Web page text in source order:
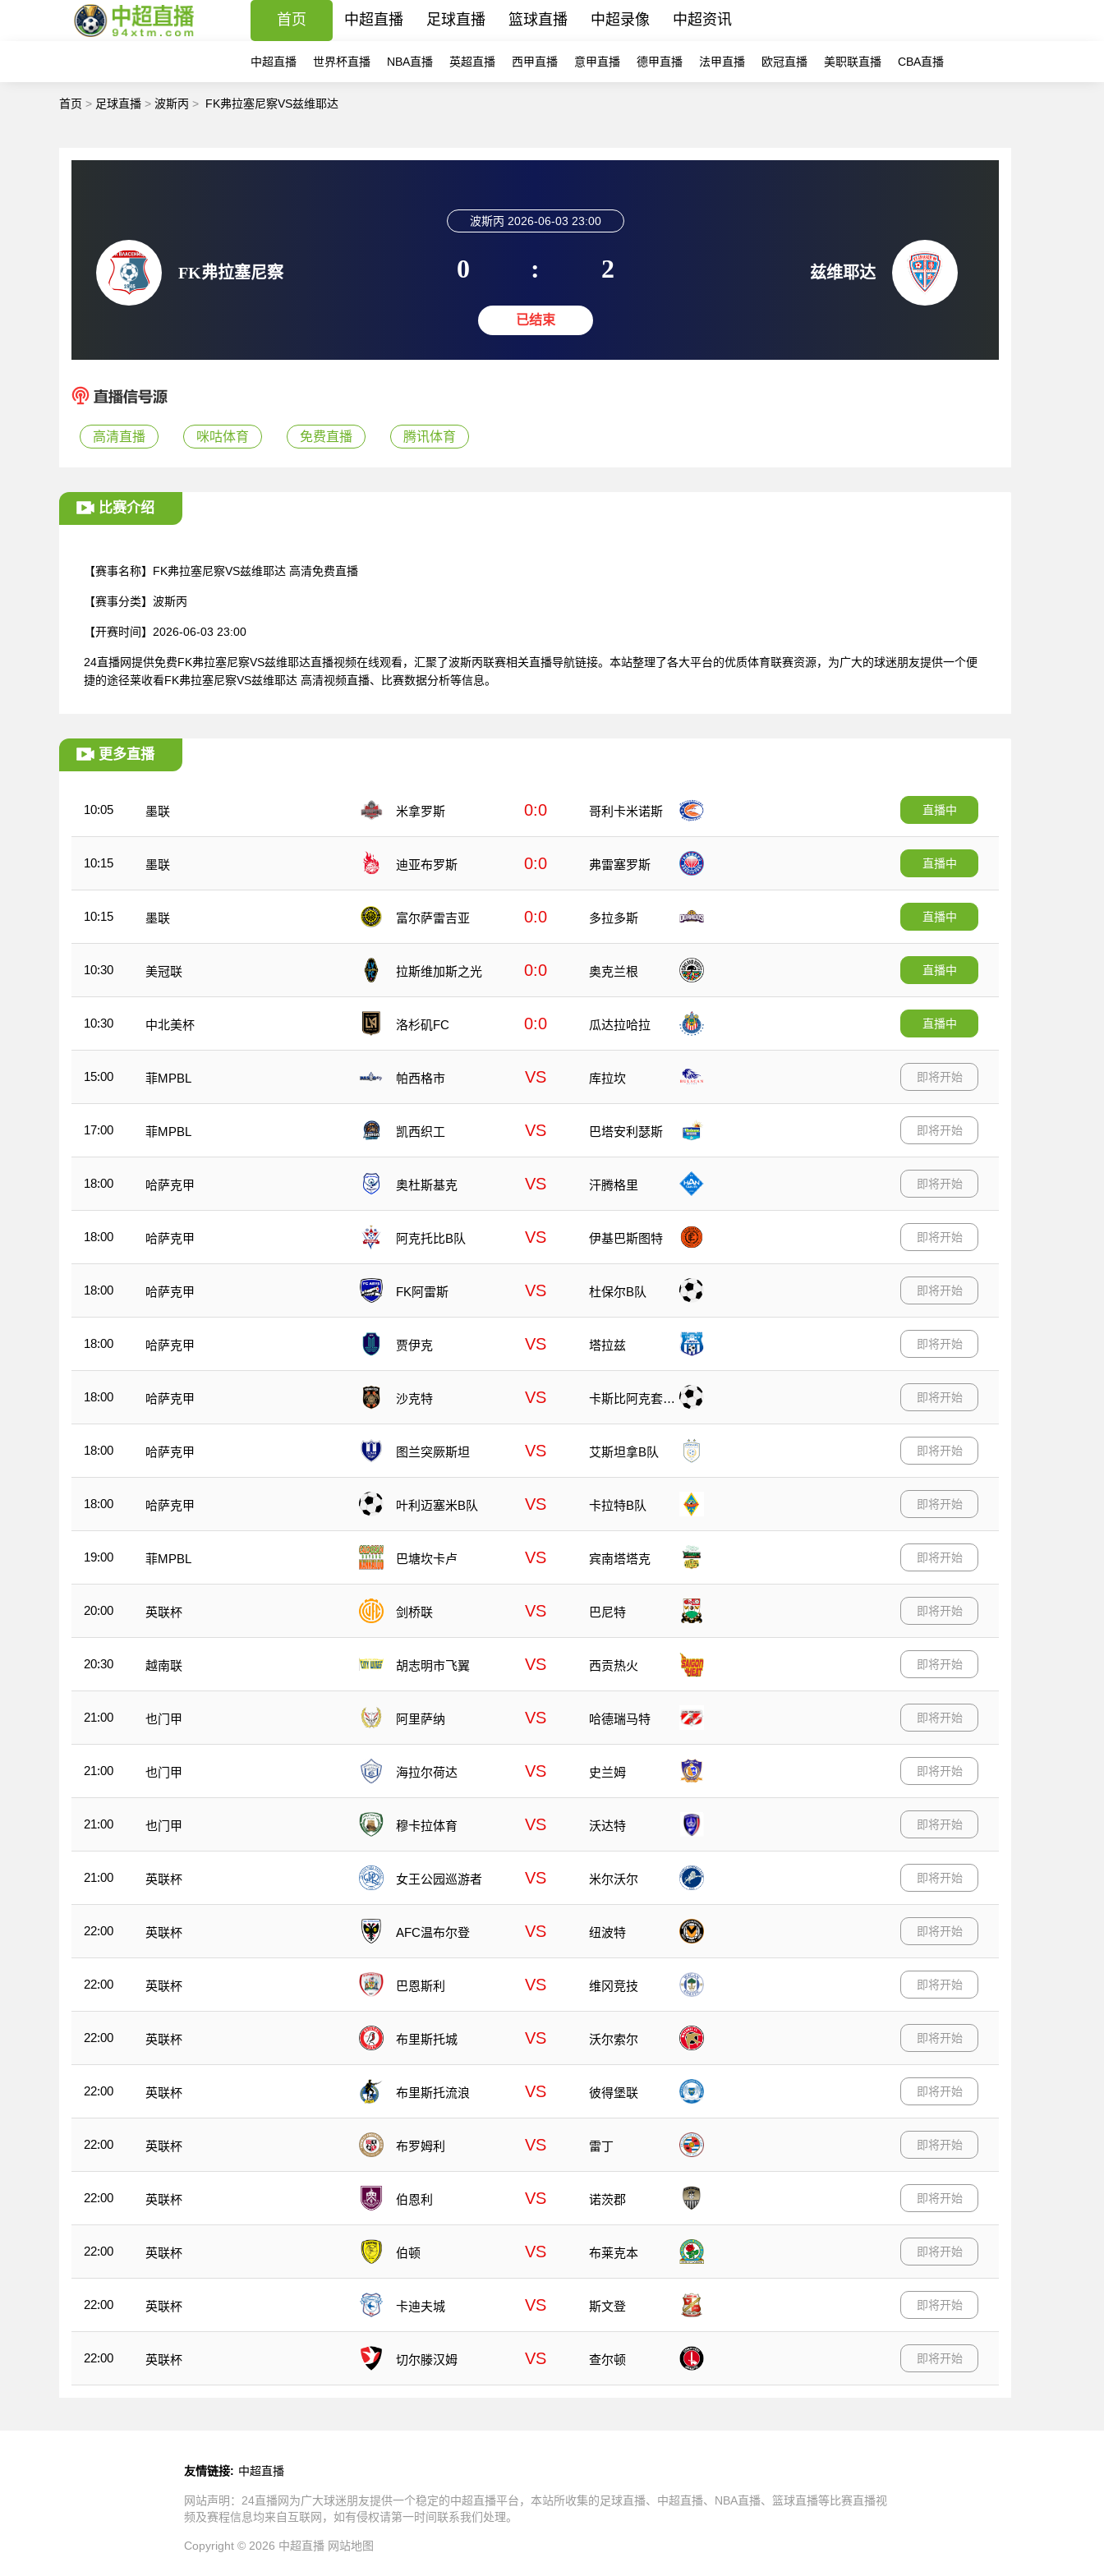
首页 中超直播 足球直播 篮球直播 中超录像 中超资讯
中超直播 世界杯直播 NBA直播 英超直播 西甲直播 意甲直播 德甲直播 法甲直播 欧冠直播 美职联直播 CBA直播
首页 > 足球直播 > 波斯丙 > FK弗拉塞尼察VS兹维耶达
FK弗拉塞尼察
波斯丙 2026-06-03 23:00
0 : 2
已结束
兹维耶达
高清直播 咪咕体育 免费直播 腾讯体育
比赛介绍
【赛事名称】 FK弗拉塞尼察VS兹维耶达 高清免费直播
【赛事分类】 波斯丙
【开赛时间】 2026-06-03 23:00
24直播网提供免费FK弗拉塞尼察VS兹维耶达直播视频在线观看，汇聚了波斯丙联赛相关直播导航链接。本站整理了各大平台的优质体育联赛资源，为广大的球迷朋友提供一个便
捷的途径莱收看FK弗拉塞尼察VS兹维耶达 高清视频直播、比赛数据分析等信息。
更多直播
10:05 墨联 米拿罗斯 0:0 哥利卡米诺斯 直播中
10:15 墨联 迪亚布罗斯 0:0 弗雷塞罗斯 直播中
10:15 墨联 富尔萨雷吉亚 0:0 多拉多斯 直播中
10:30 美冠联 拉斯维加斯之光 0:0 奥克兰根 直播中
10:30 中北美杯 洛杉矶FC 0:0 瓜达拉哈拉 直播中
15:00 菲MPBL 帕西格市 VS 库拉坎 即将开始
17:00 菲MPBL 凯西织工 VS 巴塔安利瑟斯 即将开始
18:00 哈萨克甲 奥杜斯基克 VS 汗腾格里 即将开始
18:00 哈萨克甲 阿克托比B队 VS 伊基巴斯图特 即将开始
18:00 哈萨克甲 FK阿雷斯 VS 杜保尔B队 即将开始
18:00 哈萨克甲 贾伊克 VS 塔拉兹 即将开始
18:00 哈萨克甲 沙克特 VS
卡斯比阿克套B
即将开始
18:00 哈萨克甲 图兰突厥斯坦 VS 艾斯坦拿B队 即将开始
18:00 哈萨克甲 叶利迈塞米B队 VS 卡拉特B队 即将开始
19:00 菲MPBL 巴塘坎卡卢 VS 宾南塔塔克 即将开始
20:00 英联杯 剑桥联 VS 巴尼特 即将开始
20:30 越南联 胡志明市飞翼 VS 西贡热火 即将开始
21:00 也门甲 阿里萨纳 VS 哈德瑞马特 即将开始
21:00 也门甲 海拉尔荷达 VS 史兰姆 即将开始
21:00 也门甲 穆卡拉体育 VS 沃达特 即将开始
21:00 英联杯 女王公园巡游者 VS 米尔沃尔 即将开始
22:00 英联杯 AFC温布尔登 VS 纽波特 即将开始
22:00 英联杯 巴恩斯利 VS 维冈竞技 即将开始
22:00 英联杯 布里斯托城 VS 沃尔索尔 即将开始
22:00 英联杯 布里斯托流浪 VS 彼得堡联 即将开始
22:00 英联杯 布罗姆利 VS 雷丁 即将开始
22:00 英联杯 伯恩利 VS 诺茨郡 即将开始
22:00 英联杯 伯顿 VS 布莱克本 即将开始
22:00 英联杯 卡迪夫城 VS 斯文登 即将开始
22:00 英联杯 切尔滕汉姆 VS 查尔顿 即将开始
友情链接: 中超直播
网站声明：24直播网为广大球迷朋友提供一个稳定的中超直播平台，本站所收集的足球直播、中超直播、NBA直播、篮球直播等比赛直播视
频及赛程信息均来自互联网，如有侵权请第一时间联系我们处理。
Copyright © 2026 中超直播 网站地图